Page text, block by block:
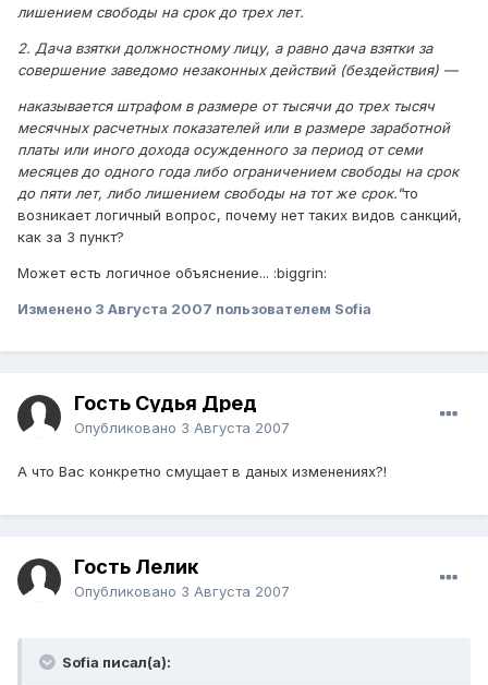
лишением свободы на срок до трех лет.
2. Дача взятки должностному лицу, а равно дача взятки за
совершение заведомо незаконных действий (бездействия) —
наказывается штрафом в размере от тысячи до трех тысяч
месячных расчетных показателей или в размере заработной
платы или иного дохода осужденного за период от семи
месяцев до одного года либо ограничением свободы на срок
до пяти лет, либо лишением свободы на тот же срок."то
возникает логичный вопрос, почему нет таких видов санкций,
как за 3 пункт?
Может есть логичное объяснение... :biggrin:
Изменено 3 Августа 2007 пользователем Sofia
Гость Судья Дред
Опубликовано 3 Августа 2007
А что Вас конкретно смущает в даных изменениях?!
Гость Лелик
Опубликовано 3 Августа 2007
Sofia писал(а):